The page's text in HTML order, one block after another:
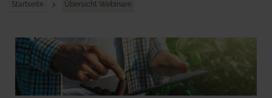
Startseite Übersicht Webinare